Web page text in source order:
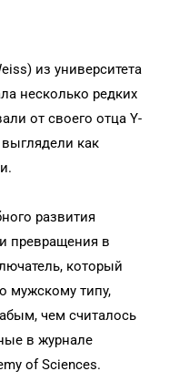
из университета
несколько редких
от своего отца Y-
как
развития
превращения в
который
мужскому типу,
чем считалось
в журнале
of Sciences.